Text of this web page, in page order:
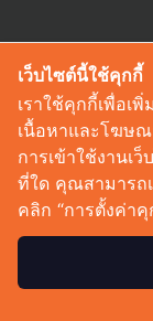
เว็บไซต์นี้ใช้คุกกี้
เราใช้คุกกี้เพื่อเ
เนื้อหาและโฆษณ
การเข้าใช้งานเ
ที่ใด คุณสามารถ
คลิก “การตั้งค่า